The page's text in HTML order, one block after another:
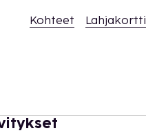
Kohteet Lahjakortti